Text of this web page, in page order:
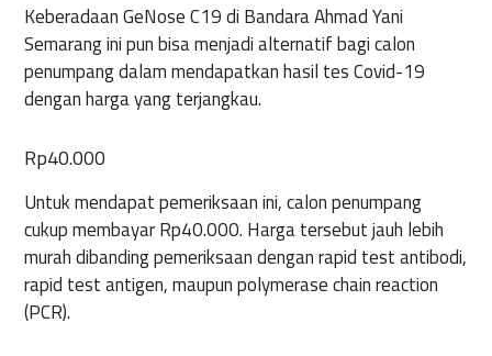
Keberadaan GeNose C19 di Bandara Ahmad Yani
Semarang ini pun bisa menjadi alternatif bagi calon
penumpang dalam mendapatkan hasil tes Covid-19
dengan harga yang terjangkau.
Rp40.000
Untuk mendapat pemeriksaan ini, calon penumpang
cukup membayar Rp40.000. Harga tersebut jauh lebih
murah dibanding pemeriksaan dengan rapid test antibodi,
rapid test antigen, maupun polymerase chain reaction
(PCR).